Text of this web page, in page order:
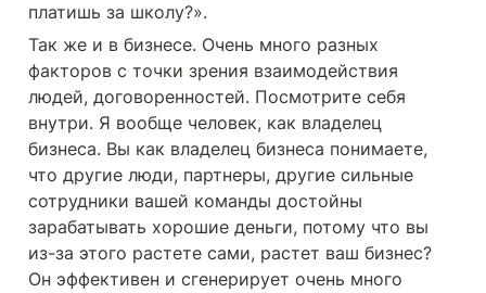
платишь за школу?».
Так же и в бизнесе. Очень много разных
факторов с точки зрения взаимодействия
людей, договоренностей. Посмотрите себя
внутри. Я вообще человек, как владелец
бизнеса. Вы как владелец бизнеса понимаете,
что другие люди, партнеры, другие сильные
сотрудники вашей команды достойны
зарабатывать хорошие деньги, потому что вы
из-за этого растете сами, растет ваш бизнес?
Он эффективен и сгенерирует очень много